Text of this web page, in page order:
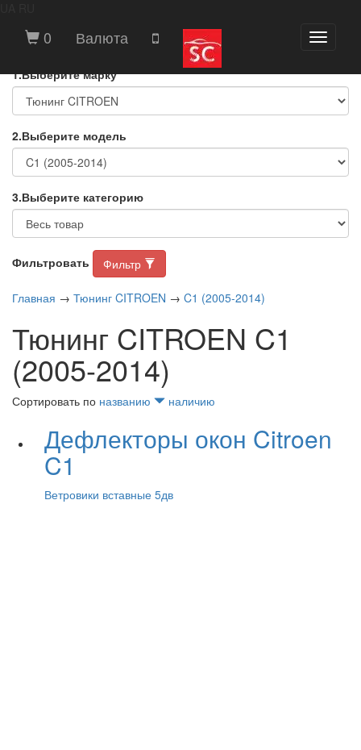
Toggle
0 Валюта
ВЫБЕРИТЕ МАРКУ И МОДЕЛЬ
АВТОМОБИЛЯ
1.Выберите марку
2.Выберите модель
3.Выберите категорию
Фильтровать Фильтр
Главная → Тюнинг CITROEN → C1 (2005-2014)
Тюнинг CITROEN C1
(2005-2014)
Сортировать по названию наличию
Дефлекторы окон Citroen
C1
Ветровики вставные 5дв